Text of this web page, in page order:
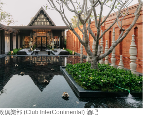
俱樂部 (Club InterContinental) 酒吧